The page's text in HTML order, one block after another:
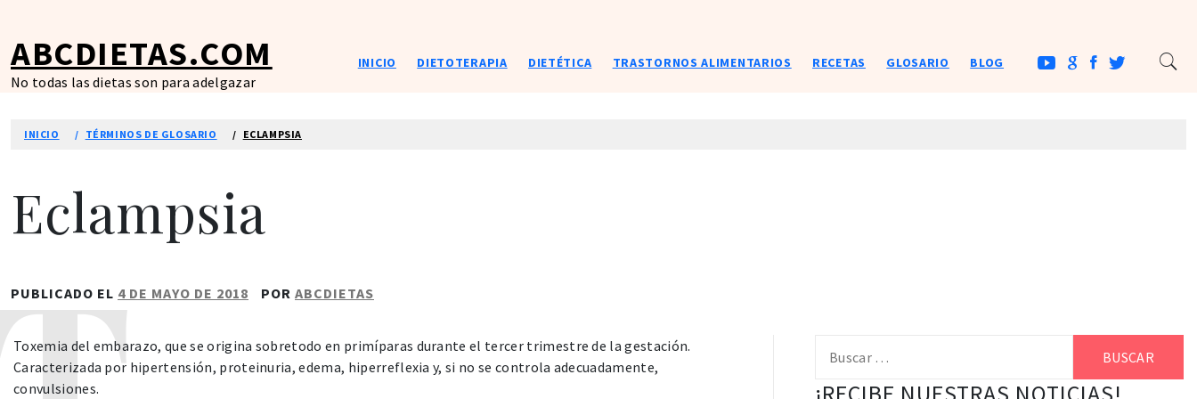
contenido
ABCDIETAS.COM
No todas las dietas son para adelgazar
INICIO DIETOTERAPIA DIETÉTICA TRASTORNOS ALIMENTARIOS RECETAS GLOSARIO BLOG
INICIO TÉRMINOS DE GLOSARIO ECLAMPSIA
Eclampsia
PUBLICADO EL 4 DE MAYO DE 2018 POR ABCDIETAS
Toxemia del embarazo, que se origina sobretodo en primíparas durante el tercer trimestre de la gestación.
Caracterizada por hipertensión, proteinuria, edema, hiperreflexia y, si no se controla adecuadamente,
convulsiones.